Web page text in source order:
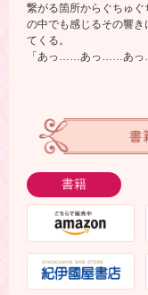
繋がる箇所からぐちゅ
の中でも感じるその響
てくる。
「あっ……あっ……あ
書
書籍